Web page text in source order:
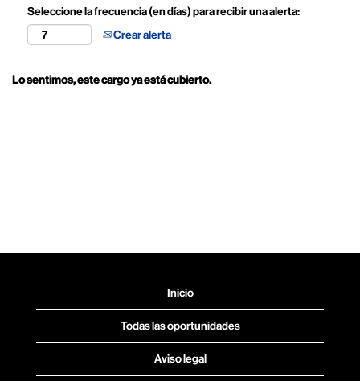
Seleccione la frecuencia (en días) para recibir una alerta:
Crear alerta
Lo sentimos, este cargo ya está cubierto.
Inicio
Todas las oportunidades
Aviso legal